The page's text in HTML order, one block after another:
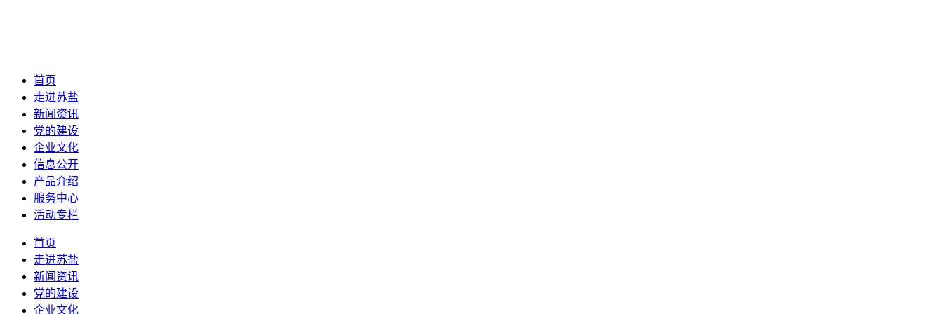
首页
走进苏盐
新闻资讯
党的建设
企业文化
信息公开
产品介绍
服务中心
活动专栏
首页
走进苏盐
新闻资讯
党的建设
企业文化